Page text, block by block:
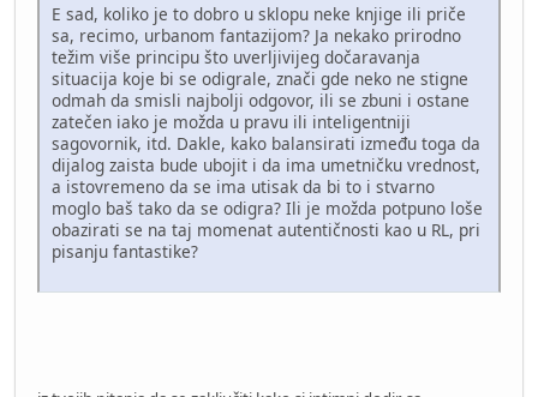
E sad, koliko je to dobro u sklopu neke knjige ili priče
sa, recimo, urbanom fantazijom? Ja nekako prirodno
težim više principu što uverljivijeg dočaravanja
situacija koje bi se odigrale, znači gde neko ne stigne
odmah da smisli najbolji odgovor, ili se zbuni i ostane
zatečen iako je možda u pravu ili inteligentniji
sagovornik, itd. Dakle, kako balansirati između toga da
dijalog zaista bude ubojit i da ima umetničku vrednost,
a istovremeno da se ima utisak da bi to i stvarno
moglo baš tako da se odigra? Ili je možda potpuno loše
obazirati se na taj momenat autentičnosti kao u RL, pri
pisanju fantastike?